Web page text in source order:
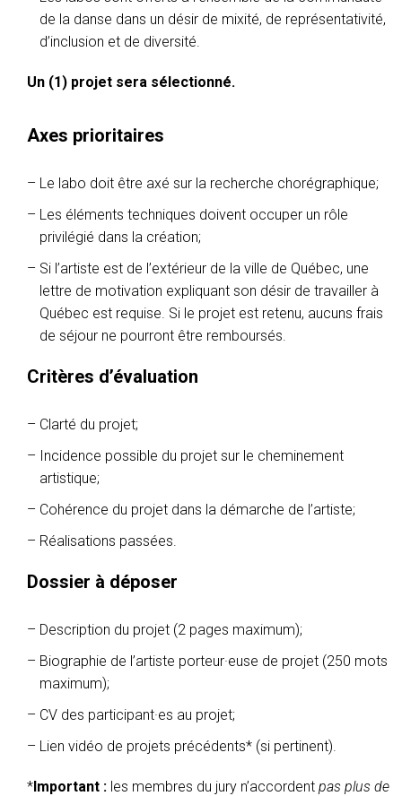
de la danse dans un désir de mixité, de représentativité,
d’inclusion et de diversité.
Un (1) projet sera sélectionné.
Axes prioritaires
Le labo doit être axé sur la recherche chorégraphique;
Les éléments techniques doivent occuper un rôle
privilégié dans la création;
Si l’artiste est de l’extérieur de la ville de Québec, une
lettre de motivation expliquant son désir de travailler à
Québec est requise. Si le projet est retenu, aucuns frais
de séjour ne pourront être remboursés.
Critères d’évaluation
Clarté du projet;
Incidence possible du projet sur le cheminement
artistique;
Cohérence du projet dans la démarche de l’artiste;
Réalisations passées.
Dossier à déposer
Description du projet (2 pages maximum);
Biographie de l’artiste porteur·euse de projet (250 mots
maximum);
CV des participant·es au projet;
Lien vidéo de projets précédents* (si pertinent).
*Important : les membres du jury n’accordent pas plus de